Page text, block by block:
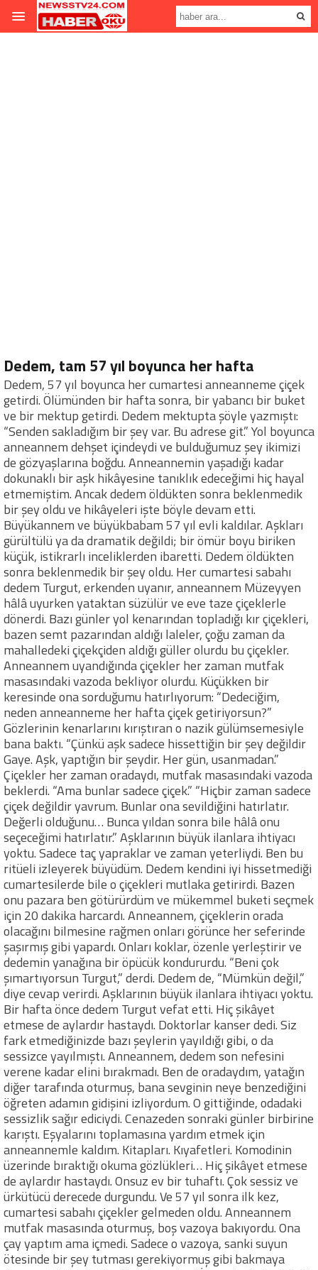
Dedem, tam 57 yıl boyunca her hafta
Dedem, 57 yıl boyunca her cumartesi anneanneme çiçek
getirdi. Ölümünden bir hafta sonra, bir yabancı bir buket
ve bir mektup getirdi. Dedem mektupta şöyle yazmıştı:
“Senden sakladığım bir şey var. Bu adrese git.” Yol boyunca
anneannem dehşet içindeydi ve bulduğumuz şey ikimizi
de gözyaşlarına boğdu. Anneannemin yaşadığı kadar
dokunaklı bir aşk hikâyesine tanıklık edeceğimi hiç hayal
etmemiştim. Ancak dedem öldükten sonra beklenmedik
bir şey oldu ve hikâyeleri işte böyle devam etti.
Büyükannem ve büyükbabam 57 yıl evli kaldılar. Aşkları
gürültülü ya da dramatik değildi; bir ömür boyu biriken
küçük, istikrarlı inceliklerden ibaretti. Dedem öldükten
sonra beklenmedik bir şey oldu. Her cumartesi sabahı
dedem Turgut, erkenden uyanır, anneannem Müzeyyen
hâlâ uyurken yataktan süzülür ve eve taze çiçeklerle
dönerdi. Bazı günler yol kenarından topladığı kır çiçekleri,
bazen semt pazarından aldığı laleler, çoğu zaman da
mahalledeki çiçekçiden aldığı güller olurdu bu çiçekler.
Anneannem uyandığında çiçekler her zaman mutfak
masasındaki vazoda bekliyor olurdu. Küçükken bir
keresinde ona sorduğumu hatırlıyorum: “Dedeciğim,
neden anneanneme her hafta çiçek getiriyorsun?”
Gözlerinin kenarlarını kırıştıran o nazik gülümsemesiyle
bana baktı. “Çünkü aşk sadece hissettiğin bir şey değildir
Gaye. Aşk, yaptığın bir şeydir. Her gün, usanmadan.”
Çiçekler her zaman oradaydı, mutfak masasındaki vazoda
beklerdi. “Ama bunlar sadece çiçek.” “Hiçbir zaman sadece
çiçek değildir yavrum. Bunlar ona sevildiğini hatırlatır.
Değerli olduğunu… Bunca yıldan sonra bile hâlâ onu
seçeceğimi hatırlatır.” Aşklarının büyük ilanlara ihtiyacı
yoktu. Sadece taç yapraklar ve zaman yeterliydi. Ben bu
ritüeli izleyerek büyüdüm. Dedem kendini iyi hissetmediği
cumartesilerde bile o çiçekleri mutlaka getirirdi. Bazen
onu pazara ben götürürdüm ve mükemmel buketi seçmek
için 20 dakika harcardı. Anneannem, çiçeklerin orada
olacağını bilmesine rağmen onları görünce her seferinde
şaşırmış gibi yapardı. Onları koklar, özenle yerleştirir ve
dedemin yanağına bir öpücük kondururdu. “Beni çok
şımartıyorsun Turgut,” derdi. Dedem de, “Mümkün değil,”
diye cevap verirdi. Aşklarının büyük ilanlara ihtiyacı yoktu.
Bir hafta önce dedem Turgut vefat etti. Hiç şikâyet
etmese de aylardır hastaydı. Doktorlar kanser dedi. Siz
fark etmediğinizde bazı şeylerin yayıldığı gibi, o da
sessizce yayılmıştı. Anneannem, dedem son nefesini
verene kadar elini bırakmadı. Ben de oradaydım, yatağın
diğer tarafında oturmuş, bana sevginin neye benzediğini
öğreten adamın gidişini izliyordum. O gittiğinde, odadaki
sessizlik sağır ediciydi. Cenazeden sonraki günler birbirine
karıştı. Eşyalarını toplamasına yardım etmek için
anneannemle kaldım. Kitapları. Kıyafetleri. Komodinin
üzerinde bıraktığı okuma gözlükleri… Hiç şikâyet etmese
de aylardır hastaydı. Onsuz ev bir tuhaftı. Çok sessiz ve
ürkütücü derecede durgundu. Ve 57 yıl sonra ilk kez,
cumartesi sabahı çiçekler gelmeden oldu. Anneannem
mutfak masasında oturmuş, boş vazoya bakıyordu. Ona
çay yaptım ama içmedi. Sadece o vazoya, sanki suyun
ötesinde bir şey tutması gerekiyormuş gibi bakmaya